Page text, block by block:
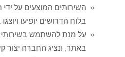
השירותים המוצעים על
בלוח הדרושים יופיעו
על מנת להשתמש
באתר, ונציג החברה